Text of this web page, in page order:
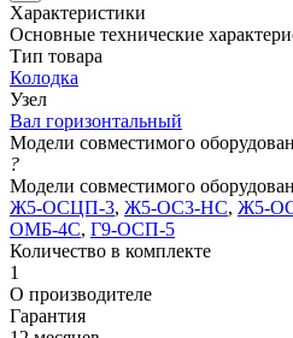
Характеристики
Основные технические
Тип товара
Колодка
Узел
Вал горизонтальный
Модели совместимого
?
Модели совместимого
Ж5-ОСЦП-3, Ж5-ОС3-НС, Ж5-
ОМБ-4С, Г9-ОСП-5
Количество в комплекте
1
О производителе
Гарантия